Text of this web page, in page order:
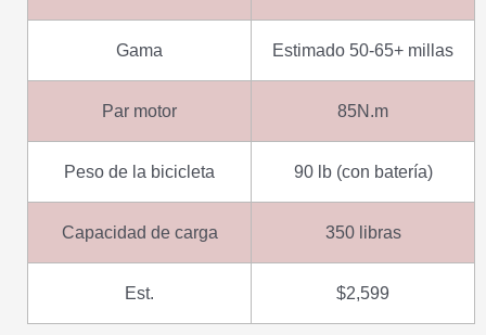
Gama Estimado 50-65+ millas
Par motor 85N.m
Peso de la bicicleta 90 lb (con batería)
Capacidad de carga 350 libras
Est. $2,599